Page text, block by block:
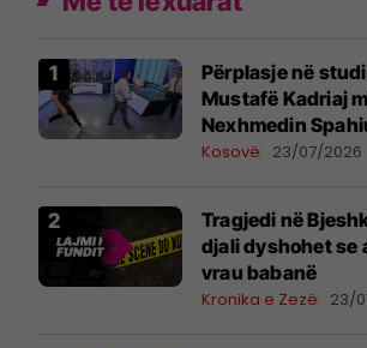
Përplasje në
Mustafë Kadriaj
Nexhmedin
transmetimi
Kosovë 23/07/2026
Tragjedi në
djali dyshohet se
vrau babanë
Kronika e Zezë 23/